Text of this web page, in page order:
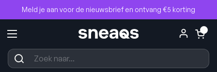
Meld je aan voor de nieuwsbrief en ontvang €5 korting
Menu openen